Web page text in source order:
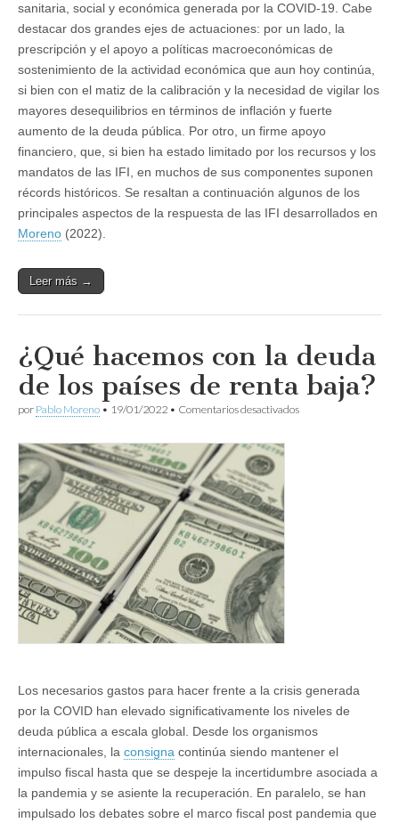
sanitaria, social y económica generada por la COVID-19. Cabe
destacar dos grandes ejes de actuaciones: por un lado, la
prescripción y el apoyo a políticas macroeconómicas de
sostenimiento de la actividad económica que aun hoy continúa,
si bien con el matiz de la calibración y la necesidad de vigilar los
mayores desequilibrios en términos de inflación y fuerte
aumento de la deuda pública. Por otro, un firme apoyo
financiero, que, si bien ha estado limitado por los recursos y los
mandatos de las IFI, en muchos de sus componentes suponen
récords históricos. Se resaltan a continuación algunos de los
principales aspectos de la respuesta de las IFI desarrollados en
Moreno (2022).
Leer más →
¿Qué hacemos con la deuda
de los países de renta baja?
por Pablo Moreno • 19/01/2022 • Comentarios desactivadosen
Los necesarios gastos para hacer frente a la crisis generada
por la COVID han elevado significativamente los niveles de
deuda pública a escala global. Desde los organismos
internacionales, la consigna continúa siendo mantener el
impulso fiscal hasta que se despeje la incertidumbre asociada a
la pandemia y se asiente la recuperación. En paralelo, se han
impulsado los debates sobre el marco fiscal post pandemia que